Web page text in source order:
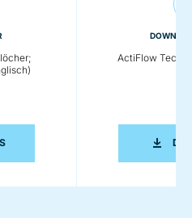
KEINE CHANCE FÜR RATTENLÖCHER;
ActiFlow